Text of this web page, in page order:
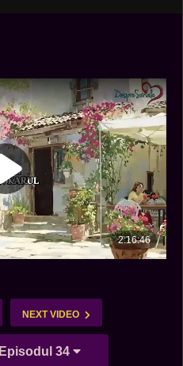
NEXT VIDEO
Episodul 34